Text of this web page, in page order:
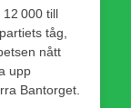
000 till
tåg,
nått
upp
Bantorget.